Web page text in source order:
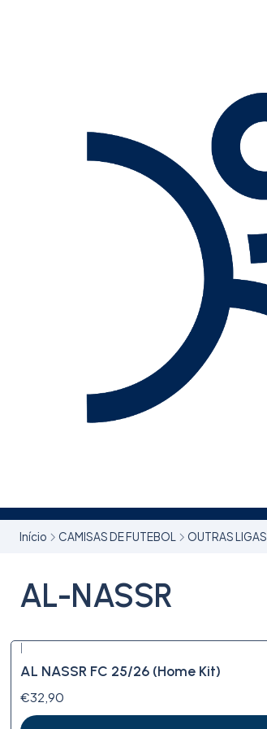
Início CAMISAS DE FUTEBOL OUTRAS LIGAS
AL-NASSR
AL NASSR FC 25/26 (Home Kit)
€32,90